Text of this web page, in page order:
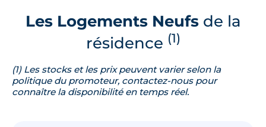
Les Logements Neufsde la
résidence (1)
(1) Les stocks et les prix peuvent varier selon la
politique du promoteur, contactez-nous pour
connaître la disponibilité en temps réel.